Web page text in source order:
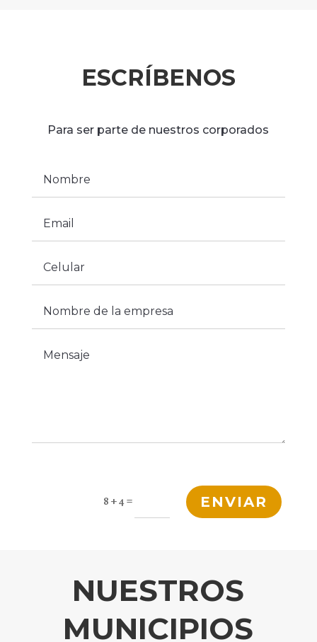
ESCRÍBENOS
Para ser parte de nuestros corporados
8 + 4= ENVIAR
NUESTROS
MUNICIPIOS